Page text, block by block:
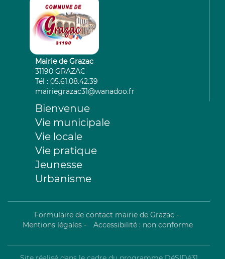
Mairie de Grazac
31190 GRAZAC
Tél : 05.61.08.42.39
mairiegrazac31@wanadoo.fr
Bienvenue
Vie municipale
Vie locale
Vie pratique
Jeunesse
Urbanisme
Formulaire de contact mairie de Grazac -
Mentions légales- Accessibilité : non conforme